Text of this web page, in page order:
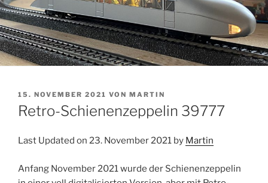
VERÖFFENTLICHT
AM
15. NOVEMBER 2021 VON MARTIN
Retro-Schienenzeppelin 39777
Last Updated on 23. November 2021 by Martin
Anfang November 2021 wurde der Schienenzeppelin